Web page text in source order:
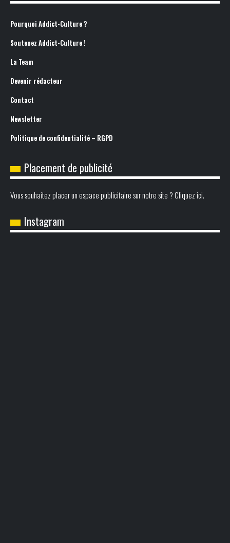
Pourquoi Addict-Culture ?
Soutenez Addict-Culture !
La Team
Devenir rédacteur
Contact
Newsletter
Politique de confidentialité – RGPD
Placement de publicité
Vous souhaitez placer un espace publicitaire sur notre site ? Cliquez ici.
Instagram